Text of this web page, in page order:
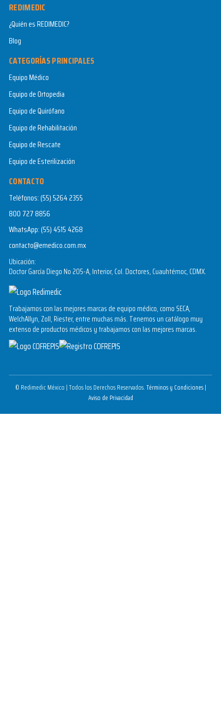
REDIMEDIC
¿Quién es REDIMEDIC?
Blog
CATEGORÍAS PRINCIPALES
Equipo Médico
Equipo de Ortopedia
Equipo de Quirófano
Equipo de Rehabilitación
Equipo de Rescate
Equipo de Esterilización
CONTACTO
Teléfonos:(55) 5264 2355
800 727 8856
WhatsApp:(55) 4515 4268
contacto@emedico.com.mx
Ubicación:
Doctor García Diego No 205-A, Interior, Col. Doctores, Cuauhtémoc, CDMX.
Trabajamos con las mejores marcas de equipo médico, como SECA,
WelchAllyn, Zoll, Riester, entre muchas más. Tenemos un catálogo muy
extenso de productos médicos y trabajamos con las mejores marcas.
© Redimedic México | Todos los Derechos Reservados.Términos y Condiciones|
Aviso de Privacidad